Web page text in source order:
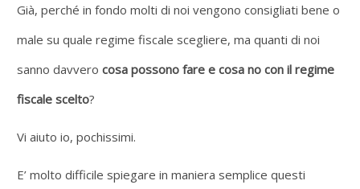
Già, perché in fondo molti di noi vengono consigliati bene o
male su quale regime fiscale scegliere, ma quanti di noi
sanno davvero cosa possono fare e cosa no con il regime
fiscale scelto?
Vi aiuto io, pochissimi.
E’ molto difficile spiegare in maniera semplice questi